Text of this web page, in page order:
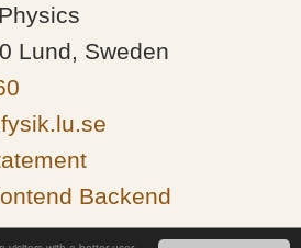
Lund, Sweden
Backend